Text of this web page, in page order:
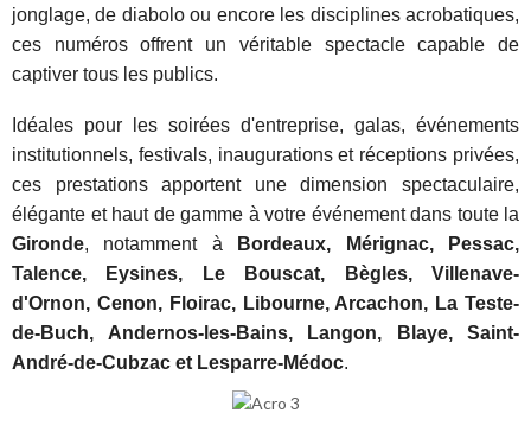
jonglage, de diabolo ou encore les disciplines acrobatiques,
ces numéros offrent un véritable spectacle capable de
captiver tous les publics.
Idéales pour les soirées d'entreprise, galas, événements
institutionnels, festivals, inaugurations et réceptions privées,
ces prestations apportent une dimension spectaculaire,
élégante et haut de gamme à votre événement dans toute la
Gironde, notamment à
Bordeaux, Mérignac, Pessac,
Talence, Eysines, Le Bouscat, Bègles, Villenave-
d'Ornon, Cenon, Floirac, Libourne, Arcachon, La Teste-
de-Buch, Andernos-les-Bains, Langon, Blaye, Saint-
André-de-Cubzac et Lesparre-Médoc.